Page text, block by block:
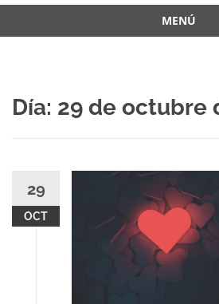
MENÚ
Día: 29 de octubre
29
OCT